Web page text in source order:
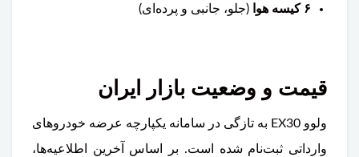
۶ کیسه هوا
(جلو، جانبی و پرده‌ای)
قیمت و وضعیت بازار ایران
ولوو EX30 به تازگی در سامانه یکپارچه عرضه خودروهای
وارداتی ثبت‌نام شده است. بر اساس آخرین اطلاعیه‌ها،